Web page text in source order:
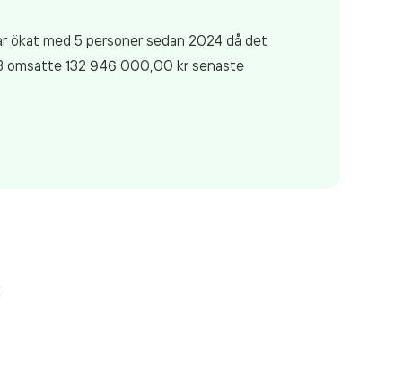
ökat med 5 personer sedan 2024 då det
omsatte 132 946 000,00 krsenaste